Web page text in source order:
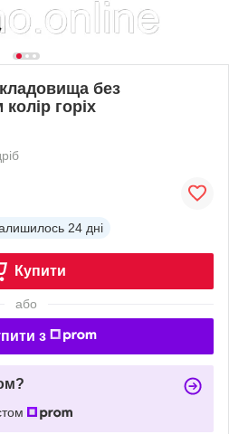
без
колір горіх
24 дні
Купити
або
з